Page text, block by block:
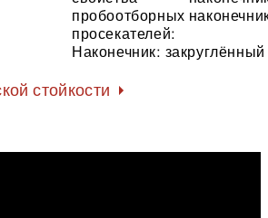
пробоотборных
просекателей:
Наконечник: закруглённый
стойкости